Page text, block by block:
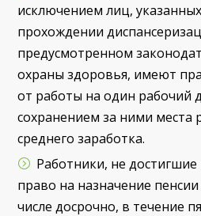
исключением лиц,
прохождении
предусмотренном
охраны здоровья, имеют
от работы на один рабочий
сохранением за ними места
среднего заработка.
Работники, не
право на назначение
числе досрочно, в течение